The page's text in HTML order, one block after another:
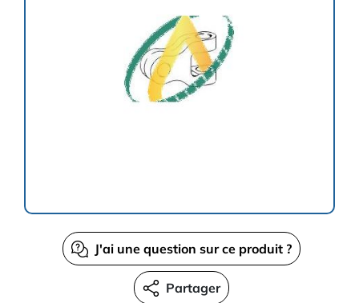
J'ai une question sur ce produit ?
Partager